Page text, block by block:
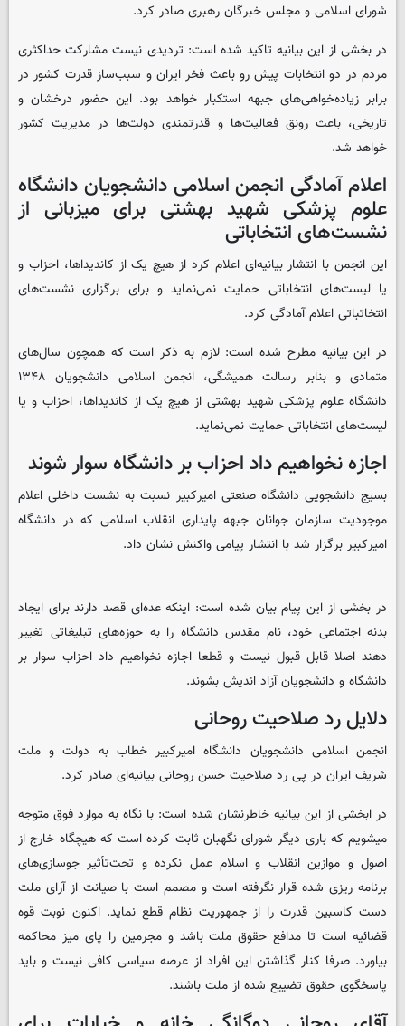
شورای اسلامی و مجلس خبرگان رهبری صادر کرد.
در بخشی از این بیانیه تاکید شده است: تردیدی نیست مشارکت حداکثری
مردم در دو انتخابات پیش رو باعث فخر ایران و سبب‌ساز قدرت کشور در
برابر زیاده‌خواهی‌های جبهه استکبار خواهد بود. این حضور درخشان و
تاریخی، باعث رونق فعالیت‌ها و قدرتمندی دولت‌ها در مدیریت کشور
خواهد شد.
اعلام آمادگی انجمن اسلامی دانشجویان دانشگاه
علوم پزشکی شهید بهشتی برای میزبانی از
نشست‌های انتخاباتی
این انجمن با انتشار بیانیه‌ای اعلام کرد از هیچ یک از کاندیداها، احزاب و
یا لیست‌های انتخاباتی حمایت نمی‌نماید و برای برگزاری نشست‌های
انتخاتباتی اعلام آمادگی کرد.
در این بیانیه مطرح شده است: لازم به ذکر است که همچون سال‌های
متمادی و بنابر رسالت همیشگی، انجمن اسلامی دانشجویان ۱۳۴۸
دانشگاه‌ علوم پزشکی شهید بهشتی از هیچ یک از کاندیداها، احزاب و یا
لیست‌های انتخاباتی حمایت نمی‌نماید.
اجازه نخواهیم داد احزاب بر دانشگاه سوار شوند
بسیج دانشجویی دانشگاه صنعتی امیرکبیر نسبت به نشست داخلی اعلام
موجودیت سازمان جوانان جبهه پایداری انقلاب اسلامی که در دانشگاه
امیرکبیر برگزار شد با انتشار پیامی واکنش نشان داد.
در بخشی از این پیام بیان شده است: اینکه عده‌ای قصد دارند برای ایجاد
‎بدنه اجتماعی خود، نام مقدس دانشگاه را به حوزه‌های تبلیغاتی تغییر
دهند اصلا قابل قبول نیست و قطعا اجازه نخواهیم داد احزاب سوار بر
دانشگاه و دانشجویان آزاد اندیش بشوند.
دلایل رد صلاحیت روحانی
انجمن اسلامی دانشجویان دانشگاه امیرکبیر خطاب به دولت و ملت
شریف ایران در پی رد صلاحیت حسن روحانی بیانیه‌ای صادر کرد.
در ابخشی از این بیانیه خاطرنشان شده است: با نگاه به موارد فوق متوجه
میشویم که باری دیگر شورای نگهبان ثابت کرده است که هیچگاه خارج از
اصول و موازین انقلاب و اسلام عمل نکرده و تحت‌تأثیر جوسازی‌های
برنامه ریزی شده قرار نگرفته است و مصمم است با صیانت از آرای ملت
دست کاسبین قدرت را از جمهوریت نظام قطع نماید. اکنون نوبت قوه
قضائیه است تا مدافع حقوق ملت باشد و مجرمین را پای میز محاکمه
بیاورد. صرفا کنار گذاشتن این افراد از عرصه سیاسی کافی نیست و باید
پاسخگوی حقوق تضییع شده از ملت باشند.